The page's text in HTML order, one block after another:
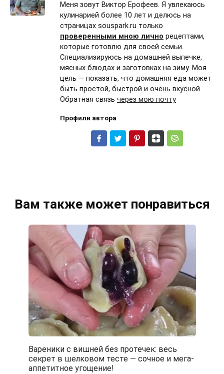
Меня зовут Виктор Ерофеев. Я увлекаюсь
кулинарией более 10 лет и делюсь на
страницах souspark.ru только
проверенными мною лично рецептами,
которые готовлю для своей семьи.
Специализируюсь на домашней выпечке,
мясных блюдах и заготовках на зиму. Моя
цель — показать, что домашняя еда может
быть простой, быстрой и очень вкусной
Обратная связь через мою почту
Профили автора
Вам также может понравиться
Вареники с вишней без протечек: весь
секрет в шелковом тесте — сочное и мега-
аппетитное угощение!